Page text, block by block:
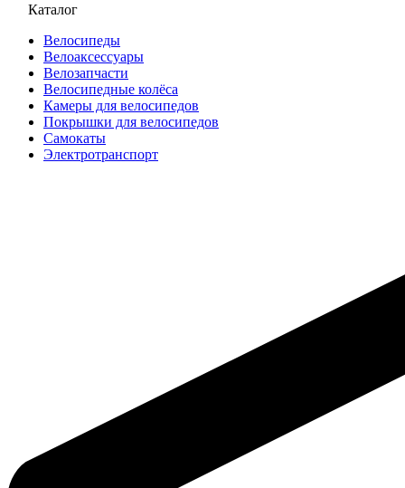
Каталог
Велосипеды
Велоаксессуары
Велозапчасти
Велосипедные колёса
Камеры для велосипедов
Покрышки для велосипедов
Самокаты
Электротранспорт